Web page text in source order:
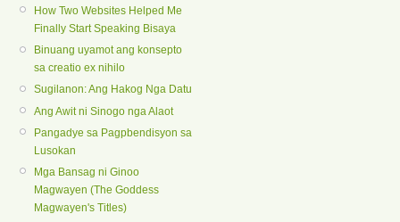
How Two Websites Helped Me
Finally Start Speaking Bisaya
Binuang uyamot ang konsepto
sa creatio ex nihilo
Sugilanon: Ang Hakog Nga Datu
Ang Awit ni Sinogo nga Alaot
Pangadye sa Pagpbendisyon sa
Lusokan
Mga Bansag ni Ginoo
Magwayen (The Goddess
Magwayen's Titles)